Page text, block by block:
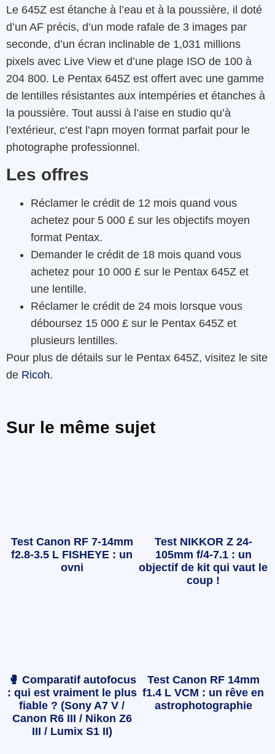
Le 645Z est étanche à l’eau et à la poussière, il doté
d’un AF précis, d’un mode rafale de 3 images par
seconde, d’un écran inclinable de 1,031 millions
pixels avec Live View et d’une plage ISO de 100 à
204 800. Le Pentax 645Z est offert avec une gamme
de lentilles résistantes aux intempéries et étanches à
la poussière. Tout aussi à l’aise en studio qu’à
l’extérieur, c’est l’apn moyen format parfait pour le
photographe professionnel.
Les offres
Réclamer le crédit de 12 mois quand vous
achetez pour 5 000 £ sur les objectifs moyen
format Pentax.
Demander le crédit de 18 mois quand vous
achetez pour 10 000 £ sur le Pentax 645Z et
une lentille.
Réclamer le crédit de 24 mois lorsque vous
déboursez 15 000 £ sur le Pentax 645Z et
plusieurs lentilles.
Pour plus de détails sur le Pentax 645Z, visitez le site
de Ricoh.
Sur le même sujet
Test Canon RF 7-14mm
f2.8-3.5 L FISHEYE : un
ovni
Test NIKKOR Z 24-
105mm f/4-7.1 : un
objectif de kit qui vaut le
coup !
🥊 Comparatif autofocus
: qui est vraiment le plus
fiable ? (Sony A7 V /
Canon R6 III / Nikon Z6
III / Lumix S1 II)
Test Canon RF 14mm
f1.4 L VCM : un rêve en
astrophotographie